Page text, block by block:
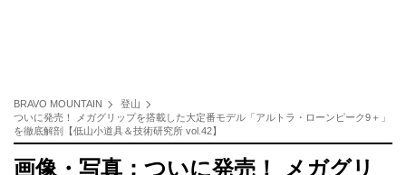
BRAVO MOUNTAIN
登山
ついに発売！ メガグリップを搭載した大定番モデル「アルトラ・ローンピーク9＋」
を徹底解剖【低山小道具＆技術研究所 vol.42】
画像・写真：ついに発売！ メガグリ